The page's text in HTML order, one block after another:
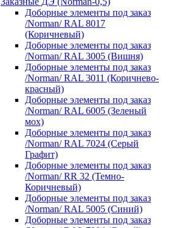
Доборные элементы под заказ
/Norman/ RAL 8017
(Коричневый)
Доборные элементы под заказ
/Norman/ RAL 3005 (Вишня)
Доборные элементы под заказ
/Norman/ RAL 3011 (Коричнево-
красный)
Доборные элементы под заказ
/Norman/ RAL 6005 (Зеленый
мох)
Доборные элементы под заказ
/Norman/ RAL 7024 (Серый
Графит)
Доборные элементы под заказ
/Norman/ RR 32 (Темно-
Коричневый)
Доборные элементы под заказ
/Norman/ RAL 5005 (Синий)
Доборные элементы под заказ